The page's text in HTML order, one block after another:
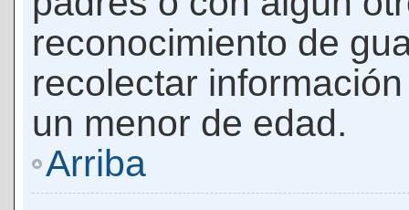
reconocimiento de
recolectar
un menor de edad.
Arriba